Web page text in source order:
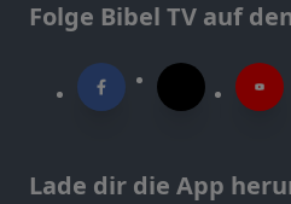
Folge Bibel TV auf
Lade dir die App